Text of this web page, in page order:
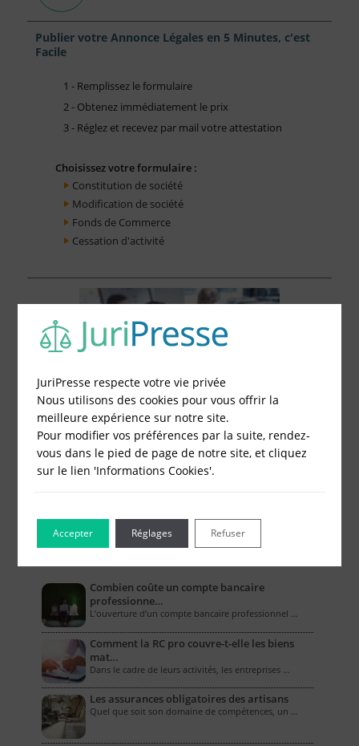
Publier votre Annonce Légales en 5 Minutes, c'est
Facile
1 - Remplissez le formulaire
2 - Obtenez immédiatement le prix
3 - Réglez et recevez par mail votre attestation
Choisissez votre formulaire :
Constitution de société
Modification de société
Fonds de Commerce
Cessation d'activité
Combien coûte un compte bancaire
professionne…
L’ouverture d’un compte bancaire professionnel …
Comment la RC pro couvre-t-elle les biens
mat…
Dans le cadre de leurs activités, les entreprises …
Les assurances obligatoires des artisans
Quel que soit son domaine de compétences, un …
JuriPresse respecte votre vie privée
Nous utilisons des cookies pour vous offrir la
meilleure expérience sur notre site.
Pour modifier vos préférences par la suite, rendez-
vous dans le pied de page de notre site, et cliquez
sur le lien 'Informations Cookies'.
Accepter Refuser
Réglages